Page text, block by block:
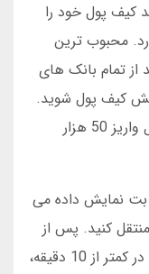
کیف پول خود را
محبوب ترین
از تمام بانک های
بخش کیف پول شوید.
سپس مبلغ مورد نظر را وارد کنید. حداقل واریز 50 هزار
نمایش داده می
کنید. پس از
انتقال، رسید بانکی را آپلود کنید. معمولاً در کمتر از 10 دقیقه،